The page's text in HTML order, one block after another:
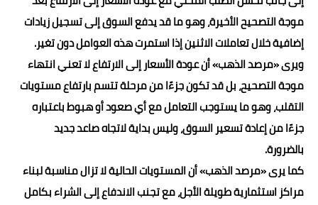
موجة التصحيح الأخيرة، وهو ما قد يدفع السوق إلى تسجيل زيادات
إضافية خلال تعاملات الاثنين إذا استمرت هذه العوامل دون تغير.
ويرى «مرصد الذهب» أن عودة الأسعار إلى الارتفاع لا تعني انتهاء
موجة التصحيح، بل قد تكون جزءًا من مرحلة تتسم بارتفاع مستويات
التقلب، وهو ما يستوجب التعامل مع أي صعود أو هبوط باعتباره
جزءًا من إعادة تسعير السوق، وليس بداية لاتجاه صاعد جديد
بالضرورة.
كما يرى «مرصد الذهب» أن المستويات الحالية لا تزال مناسبة لبناء
مراكز استثمارية طويلة الأجل، مع تجنب الاندفاع إلى الشراء بكامل